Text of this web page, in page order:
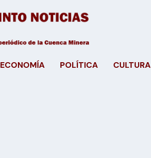
ECONOMÍA POLÍTICA CULTURA